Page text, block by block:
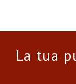
La tua